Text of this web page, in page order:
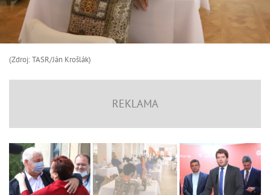
(Zdroj: TASR/Ján Krošlák)